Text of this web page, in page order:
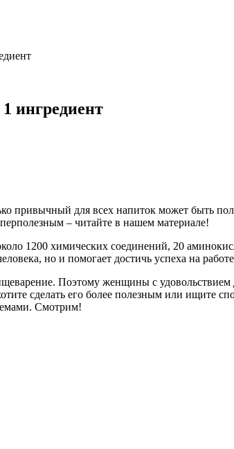
ингредиент
привычный для всех напиток может быть
– читайте в нашем материале!
1200 химических соединений, 20
но и помогает достичь успеха на
Поэтому женщины с удовольствием
сделать его более полезным или ищите
Смотрим!